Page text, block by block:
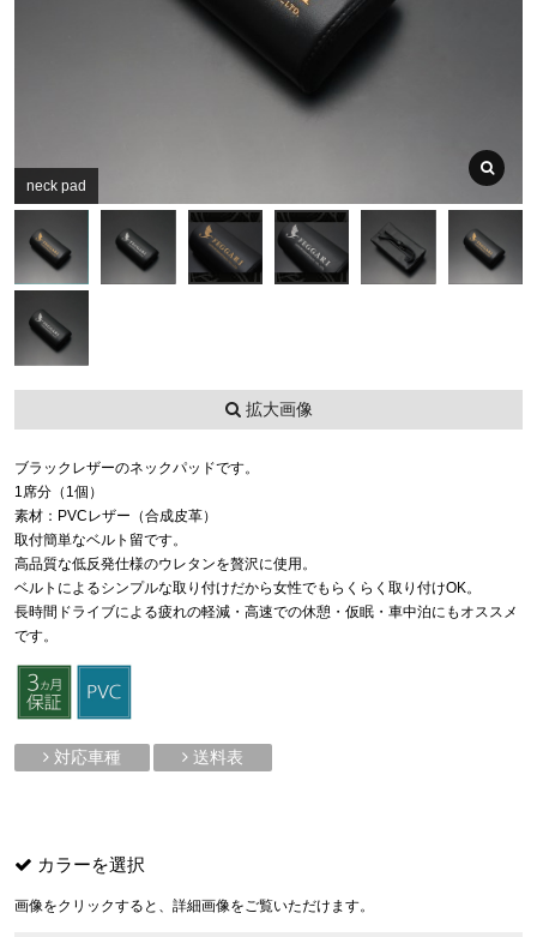
neck pad
拡大画像
ブラックレザーのネックパッドです。
1席分（1個）
素材：PVCレザー（合成皮革）
取付簡単なベルト留です。
高品質な低反発仕様のウレタンを贅沢に使用。
ベルトによるシンプルな取り付けだから女性でもらくらく取り付けOK。
長時間ドライブによる疲れの軽減・高速での休憩・仮眠・車中泊にもオススメ
です。
対応車種 送料表
カラーを選択
画像をクリックすると、詳細画像をご覧いただけます。